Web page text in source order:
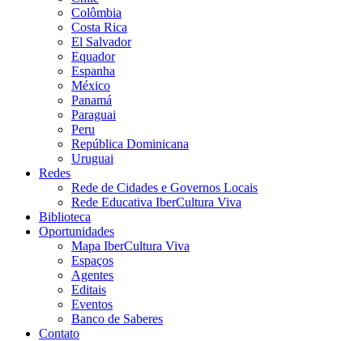
Colômbia
Costa Rica
El Salvador
Equador
Espanha
México
Panamá
Paraguai
Peru
República Dominicana
Uruguai
Redes
Rede de Cidades e Governos Locais
Rede Educativa IberCultura Viva
Biblioteca
Oportunidades
Mapa IberCultura Viva
Espaços
Agentes
Editais
Eventos
Banco de Saberes
Contato